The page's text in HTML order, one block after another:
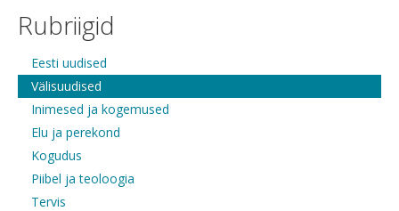
Rubriigid
Eesti uudised
Välisuudised
Inimesed ja kogemused
Elu ja perekond
Kogudus
Piibel ja teoloogia
Tervis